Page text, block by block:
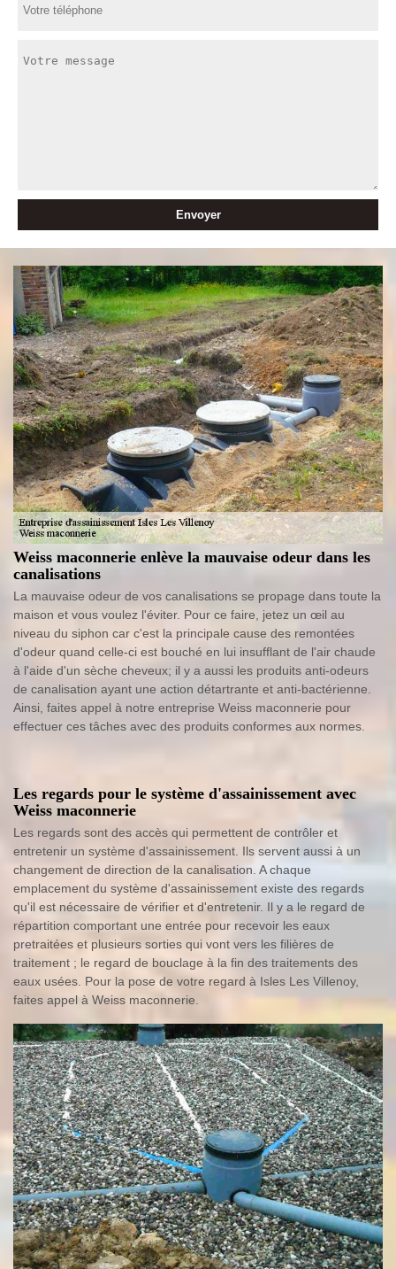
Weiss maconnerie enlève la mauvaise odeur dans les
canalisations
La mauvaise odeur de vos canalisations se propage dans toute la
maison et vous voulez l'éviter. Pour ce faire, jetez un œil au
niveau du siphon car c'est la principale cause des remontées
d'odeur quand celle-ci est bouché en lui insufflant de l'air chaude
à l'aide d'un sèche cheveux; il y a aussi les produits anti-odeurs
de canalisation ayant une action détartrante et anti-bactérienne.
Ainsi, faites appel à notre entreprise Weiss maconnerie pour
effectuer ces tâches avec des produits conformes aux normes.
Les regards pour le système d'assainissement avec
Weiss maconnerie
Les regards sont des accès qui permettent de contrôler et
entretenir un système d'assainissement. Ils servent aussi à un
changement de direction de la canalisation. A chaque
emplacement du système d'assainissement existe des regards
qu'il est nécessaire de vérifier et d'entretenir. Il y a le regard de
répartition comportant une entrée pour recevoir les eaux
pretraitées et plusieurs sorties qui vont vers les filières de
traitement ; le regard de bouclage à la fin des traitements des
eaux usées. Pour la pose de votre regard à Isles Les Villenoy,
faites appel à Weiss maconnerie.